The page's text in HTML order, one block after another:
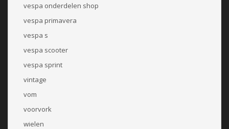
vespa onderdelen shop
vespa primavera
vespa s
vespa scooter
vespa sprint
vintage
vom
voorvork
wielen